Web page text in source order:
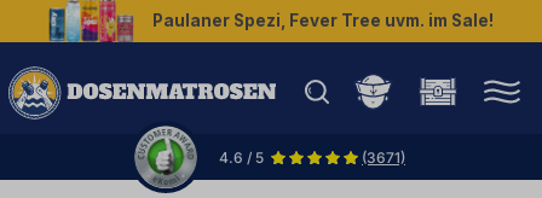
springen Paulaner Spezi, Fever Tree uvm. im Sale!
4.6 / 5 (3671)